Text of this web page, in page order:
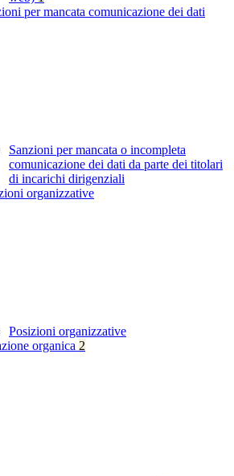
per mancata comunicazione dei dati
Sanzioni per mancata o incompleta
comunicazione dei dati da parte dei titolari
di incarichi dirigenziali
organizzative
Posizioni organizzative
organica 2